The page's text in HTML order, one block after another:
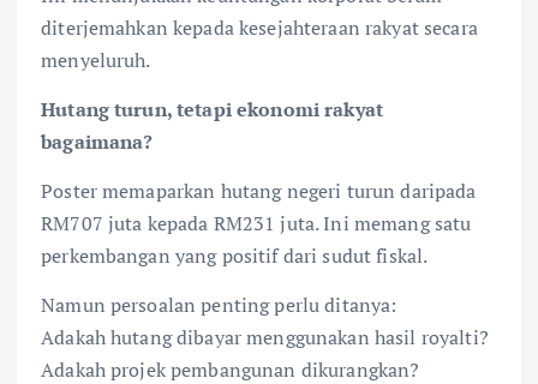
diterjemahkan kepada kesejahteraan rakyat secara
menyeluruh.
Hutang turun, tetapi ekonomi rakyat
bagaimana?
Poster memaparkan hutang negeri turun daripada
RM707 juta kepada RM231 juta. Ini memang satu
perkembangan yang positif dari sudut fiskal.
Namun persoalan penting perlu ditanya:
Adakah hutang dibayar menggunakan hasil royalti?
Adakah projek pembangunan dikurangkan?